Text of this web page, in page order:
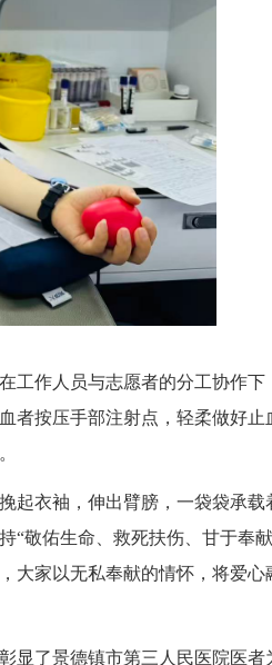
工作人员与志愿者的分工协作下
者按压手部注射点，轻柔做好止
起衣袖，伸出臂膀，一袋袋承载
“敬佑生命、救死扶伤、甘于奉
大家以无私奉献的情怀，将爱心
显了景德镇市第三人民医院医者